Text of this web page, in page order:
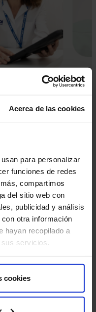
Acerca de las cookies
para personalizar
funciones de redes
compartimos
del sitio web con
publicidad y análisis
otra información
hayan recopilado a
servicios.
cookies
cita